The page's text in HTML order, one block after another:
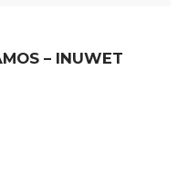
– INUWET